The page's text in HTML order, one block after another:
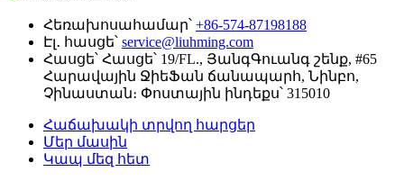
Հեռախոսահամար՝ +86-574-87198188
Էլ․ հասցե՝ service@liuhming.com
Հասցե՝ Հասցե՝ 19/FL., ՅանգԳուանգ շենք, #65
Հարավային ՋիեՖան ճանապարհ, Նինբո,
Չինաստան։ Փոստային ինդեքս՝ 315010
Հաճախակի տրվող հարցեր
Մեր մասին
Կապ մեզ հետ